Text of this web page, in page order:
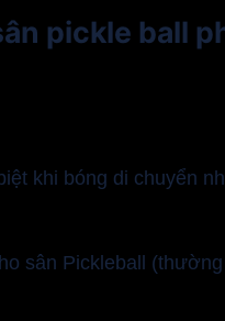
pickle ball
khi bóng di chuyển
sân Pickleball